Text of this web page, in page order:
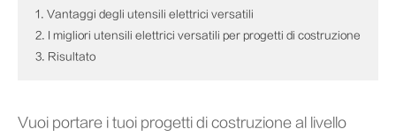
1. Vantaggi degli utensili elettrici versatili
2. I migliori utensili elettrici versatili per progetti di costruzione
3. Risultato
Vuoi portare i tuoi progetti di costruzione al livello